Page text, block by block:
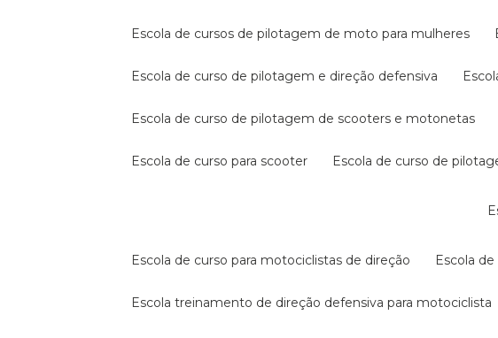
escola de cursos de pilotagem de moto para mulheres
escola de curso de pilotagem e direção defensiva
escola de curso de pilotagem de scooters e motonetas
escola de curso para scooter escola de curso de
escola de curso para motociclistas de direção escola
escola treinamento de direção defensiva para motociclista